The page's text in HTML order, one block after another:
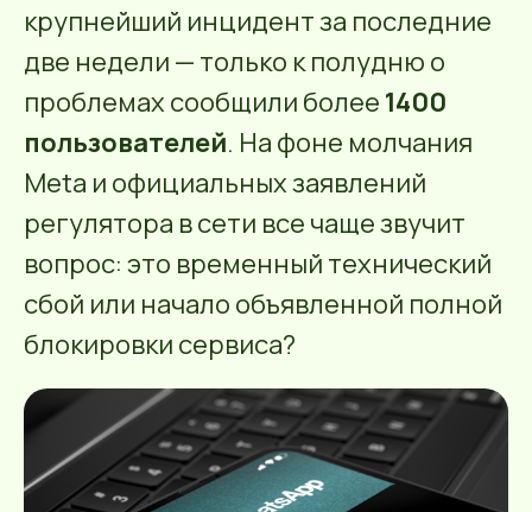
крупнейший инцидент за последние
две недели — только к полудню о
проблемах сообщили более 1400
пользователей. На фоне молчания
Meta и официальных заявлений
регулятора в сети все чаще звучит
вопрос: это временный технический
сбой или начало объявленной полной
блокировки сервиса?